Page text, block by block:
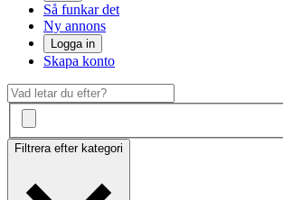
Så funkar det
Ny annons
Logga in
Skapa konto
Filtrera efter kategori